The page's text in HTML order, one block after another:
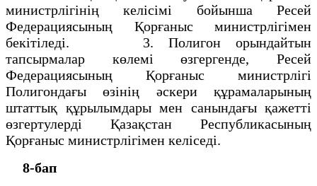
министрлігінің келісімі бойынша Ресей
Федерациясының Қорғаныс министрлігімен
бекітіледі. 3. Полигон орындайтын
тапсырмалар көлемі өзгергенде, Ресей
Федерациясының Қорғаныс министрлігі
Полигондағы өзінің әскери құрамаларының
штаттық құрылымдары мен санындағы қажетті
өзгертулерді Қазақстан Республикасының
Қорғаныс министрлігімен келіседі.
8-бап